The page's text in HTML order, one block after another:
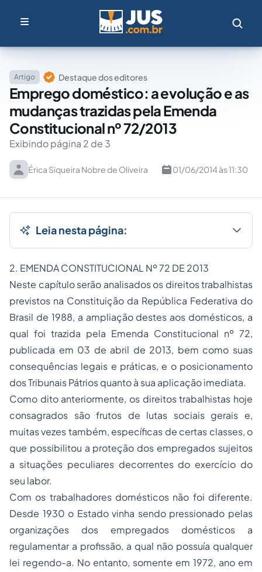
Artigo Destaque dos editores
Emprego doméstico: a evolução e as
mudanças trazidas pela Emenda
Constitucional nº 72/2013
Exibindo página 2 de 3
Érica Siqueira Nobre de Oliveira 01/06/2014 às 11:30
Leia nesta página:
2. EMENDA CONSTITUCIONAL Nº 72 DE 2013
Neste capítulo serão analisados os direitos trabalhistas
previstos na Constituição da República Federativa do
Brasil de 1988, a ampliação destes aos domésticos, a
qual foi trazida pela Emenda Constitucional nº 72,
publicada em 03 de abril de 2013, bem como suas
consequências legais e práticas, e o posicionamento
dos Tribunais Pátrios quanto à sua aplicação imediata.
Como dito anteriormente, os direitos trabalhistas hoje
consagrados são frutos de lutas sociais gerais e,
muitas vezes também, específicas de certas classes, o
que possibilitou a proteção dos empregados sujeitos
a situações peculiares decorrentes do exercício do
seu labor.
Com os trabalhadores domésticos não foi diferente.
Desde 1930 o Estado vinha sendo pressionado pelas
organizações dos empregados domésticos a
regulamentar a profissão, a qual não possuía qualquer
lei regendo-a. No entanto, somente em 1972, ano em